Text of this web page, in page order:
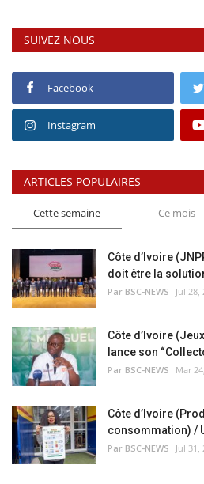
SUIVEZ NOUS
Facebook
Instagram
ARTICLES POPULAIRES
Cette semaine Ce mois
Côte d’Ivoire
doit être la
Par BSC-NEWS Jul 28,
Côte d’Ivoire
lance son
Par BSC-NEWS Mar
Côte d’Ivoire
consommation) /
Par BSC-NEWS Jul 31,